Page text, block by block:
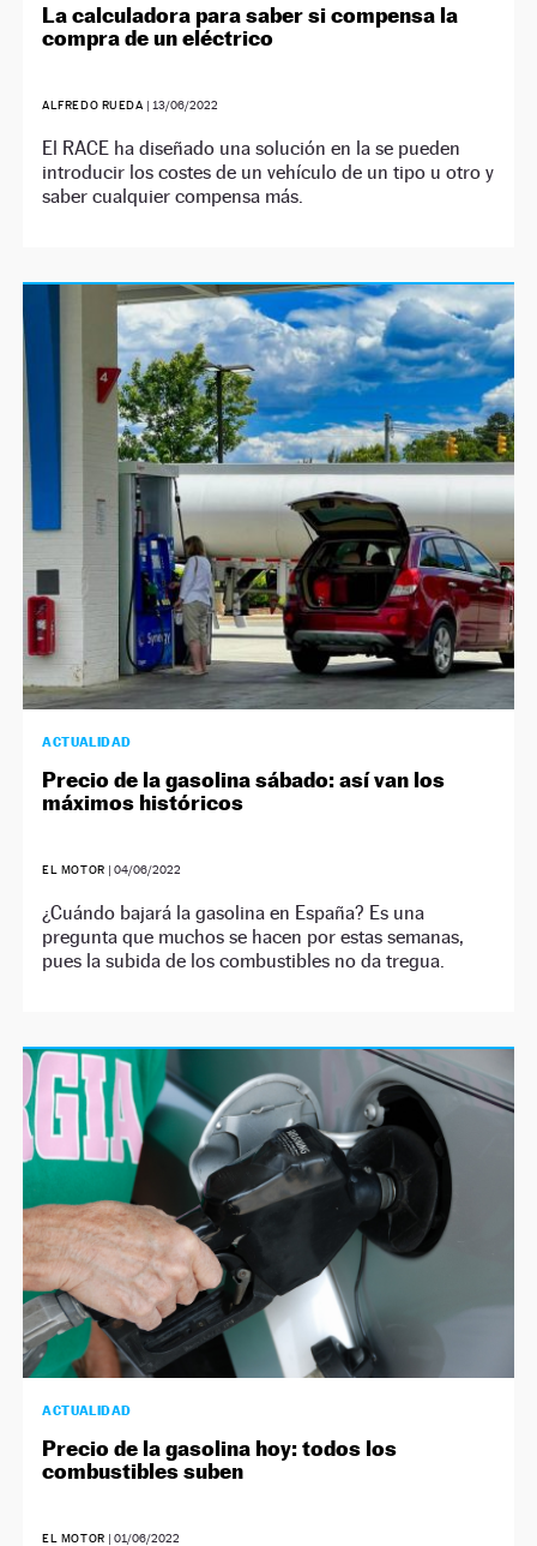
La calculadora para saber si compensa la
compra de un eléctrico
ALFREDO RUEDA | 13/06/2022
El RACE ha diseñado una solución en la se pueden
introducir los costes de un vehículo de un tipo u otro y
saber cualquier compensa más.
ACTUALIDAD
Precio de la gasolina sábado: así van los
máximos históricos
EL MOTOR | 04/06/2022
¿Cuándo bajará la gasolina en España? Es una
pregunta que muchos se hacen por estas semanas,
pues la subida de los combustibles no da tregua.
ACTUALIDAD
Precio de la gasolina hoy: todos los
combustibles suben
EL MOTOR | 01/06/2022